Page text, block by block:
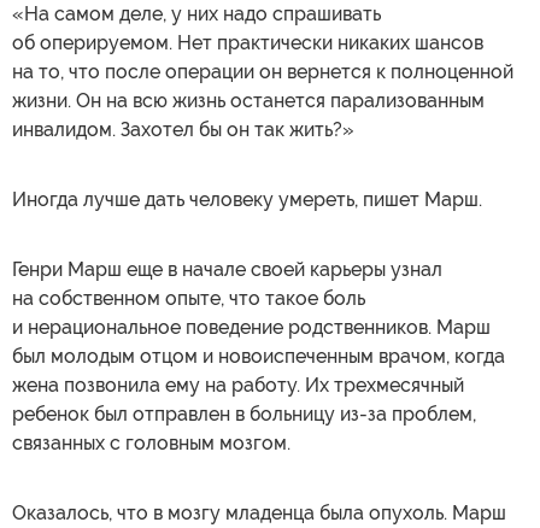
«На самом деле, у них надо спрашивать
об оперируемом. Нет практически никаких шансов
на то, что после операции он вернется к полноценной
жизни. Он на всю жизнь останется парализованным
инвалидом. Захотел бы он так жить?»
Иногда лучше дать человеку умереть, пишет Марш.
Генри Марш еще в начале своей карьеры узнал
на собственном опыте, что такое боль
и нерациональное поведение родственников. Марш
был молодым отцом и новоиспеченным врачом, когда
жена позвонила ему на работу. Их трехмесячный
ребенок был отправлен в больницу из-за проблем,
связанных с головным мозгом.
Оказалось, что в мозгу младенца была опухоль. Марш